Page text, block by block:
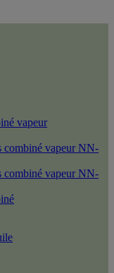
vapeur
combiné vapeur NN-
combiné vapeur NN-